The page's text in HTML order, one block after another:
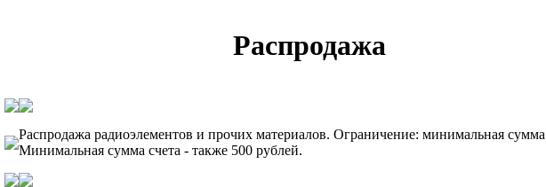
Распродажа
Распродажа радиоэлементов и прочих материалов. Ограничение: минимальная
Минимальная сумма счета - также 500 рублей.